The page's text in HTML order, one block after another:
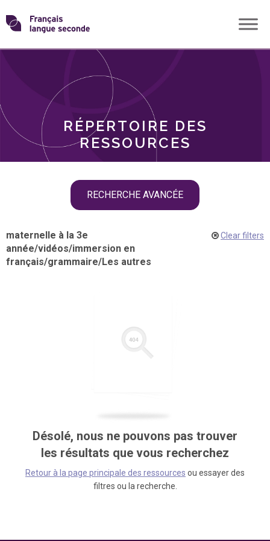
Skip
toTransformons
langue
RÉPERTOIRE DES
RESSOURCES
RECHERCHE AVANCÉE
THÈMES
maternelle à la 3e
année/vidéos/immersion en
français/grammaire/Les autres
Clear filters
Désolé, nous ne pouvons pas trouver
les résultats que vous recherchez
Retour à la page principale des ressources ou essayer des
filtres ou la recherche.